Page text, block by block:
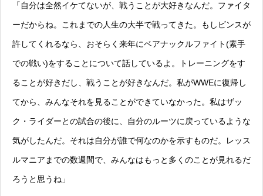
「自分は全然イケてないが、戦うことが大好きなんだ。ファイタ
ーだからね。これまでの人生の大半で戦ってきた。もしビンスが
許してくれるなら、おそらく来年にベアナックルファイト(素手
での戦い)をすることについて話しているよ。トレーニングをす
ることが好きだし、戦うことが好きなんだ。私がWWEに復帰し
てから、みんなそれを見ることができていなかった。私はザッ
ク・ライダーとの試合の後に、自分のルーツに戻っているような
気がしたんだ。それは自分が誰で何なのかを示すものだ。レッス
ルマニアまでの数週間で、みんなはもっと多くのことが見れるだ
ろうと思うね」